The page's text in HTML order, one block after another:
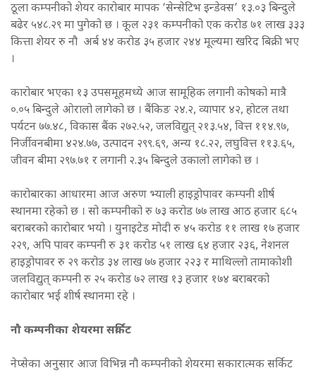
ठूला कम्पनीको शेयर कारोबार मापक ‘सेन्सेटिभ इन्डेक्स’ १३.०३ बिन्दुले
बढेर ५४८.२९ मा पुगेको छ । कूल २३१ कम्पनीको एक करोड ७१ लाख ३३३
कित्ता शेयर रु नौ अर्ब ४४ करोड ३५ हजार २४४ मूल्यमा खरिद बिक्री भए
।
कारोबार भएका १३ उपसमूहमध्ये आज सामूहिक लगानी कोषको मात्रै
०.०५ बिन्दुले ओरालो लागेको छ । बैंकिङ २४.२, व्यापार ४२, होटल तथा
पर्यटन ७७.४८, विकास बैंक २७२.५२, जलविद्युत् २१३.५४, वित्त ११४.९७,
निर्जीवनबीमा ४२४.७७, उत्पादन २९९.६९, अन्य १८.२२, लघुवित्त ११३.६५,
जीवन बीमा २९७.७१ र लगानी २.३५ बिन्दुले उकालो लागेको छ ।
कारोबारका आधारमा आज अरुण भ्याली हाइड्रोपावर कम्पनी शीर्ष
स्थानमा रहेको छ । सो कम्पनीको रु ७३ करोड ७७ लाख आठ हजार ६८५
बराबरको कारोबार भयो । युनाइटेड मोदी रु ४५ करोड ११ लाख १७ हजार
२२९, अपि पावर कम्पनी रु ३१ करोड ५१ लाख ६४ हजार २३६, नेशनल
हाइड्रोपावर रु २९ करोड ३४ लाख ७७ हजार २२३ र माथिल्लो तामाकोशी
जलविद्युत् कम्पनी रु २५ करोड ७२ लाख १३ हजार १७४ बराबरको
कारोबार भई शीर्ष स्थानमा रहे ।
नौ कम्पनीका शेयरमा सर्किट
नेप्सेका अनुसार आज विभिन्न नौ कम्पनीको शेयरमा सकारात्मक सर्किट